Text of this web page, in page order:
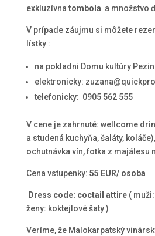
exkluzívna tombola a množstvo
V prípade záujmu si môžete
lístky :
na pokladni Domu kultúry
elektronicky:
telefonicky: 0905 562 555
V cene je zahrnuté: wellcome
a studená kuchyňa, šaláty,
ochutnávka vín, fotka z majálesu
Cena vstupenky: 55 EUR/ osoba
Dress code: coctail attire( muži:
ženy: koktejlové šaty )
Veríme, že Malokarpatský